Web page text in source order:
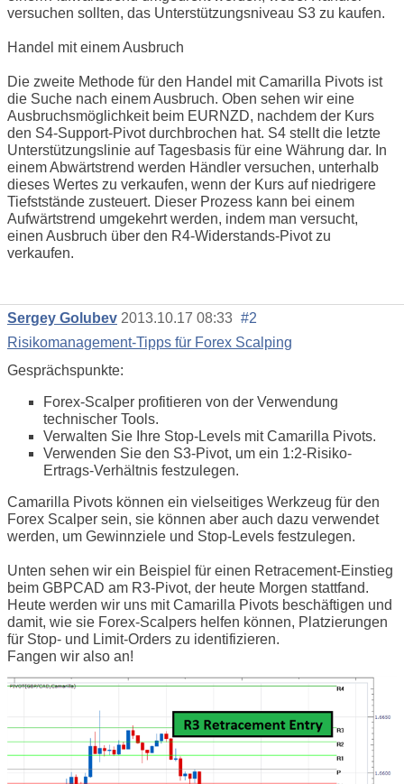
versuchen sollten, das Unterstützungsniveau S3 zu kaufen.
Handel mit einem Ausbruch
Die zweite Methode für den Handel mit Camarilla Pivots ist
die Suche nach einem Ausbruch. Oben sehen wir eine
Ausbruchsmöglichkeit beim EURNZD, nachdem der Kurs
den S4-Support-Pivot durchbrochen hat. S4 stellt die letzte
Unterstützungslinie auf Tagesbasis für eine Währung dar. In
einem Abwärtstrend werden Händler versuchen, unterhalb
dieses Wertes zu verkaufen, wenn der Kurs auf niedrigere
Tiefststände zusteuert. Dieser Prozess kann bei einem
Aufwärtstrend umgekehrt werden, indem man versucht,
einen Ausbruch über den R4-Widerstands-Pivot zu
verkaufen.
Sergey Golubev 2013.10.17 08:33 #2
Risikomanagement-Tipps für Forex Scalping
Gesprächspunkte:
Forex-Scalper profitieren von der Verwendung
technischer Tools.
Verwalten Sie Ihre Stop-Levels mit Camarilla Pivots.
Verwenden Sie den S3-Pivot, um ein 1:2-Risiko-
Ertrags-Verhältnis festzulegen.
Camarilla Pivots können ein vielseitiges Werkzeug für den
Forex Scalper sein, sie können aber auch dazu verwendet
werden, um Gewinnziele und Stop-Levels festzulegen.
Unten sehen wir ein Beispiel für einen Retracement-Einstieg
beim GBPCAD am R3-Pivot, der heute Morgen stattfand.
Heute werden wir uns mit Camarilla Pivots beschäftigen und
damit, wie sie Forex-Scalpers helfen können, Platzierungen
für Stop- und Limit-Orders zu identifizieren.
Fangen wir also an!